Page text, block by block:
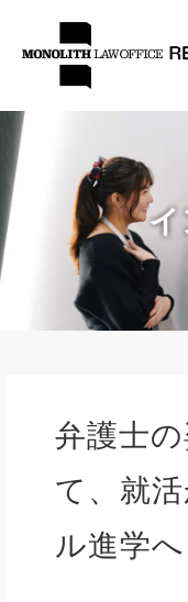
イ
弁護士
て、就
ル進学へ